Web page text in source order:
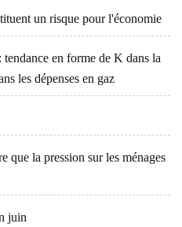
un risque pour l'économie
en forme de K dans la
les dépenses en gaz
que la pression sur les ménages
juin